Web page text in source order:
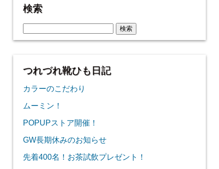
検索
索:
つれづれ靴ひも日記
カラーのこだわり
ムーミン！
POPUPストア開催！
GW長期休みのお知らせ
先着400名！お茶試飲プレゼント！